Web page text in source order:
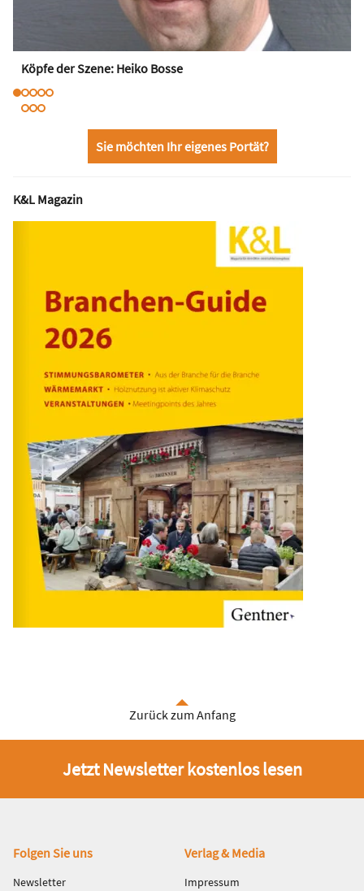
Köpfe der Szene: Heiko Bosse
Sie möchten Ihr eigenes Portät?
K&L Magazin
Zurück zum Anfang
Jetzt Newsletter kostenlos lesen
Fußbereich
Folgen Sie uns
Newsletter
Verlag & Media
Impressum